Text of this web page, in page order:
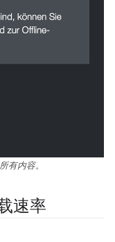
有内容。
速率